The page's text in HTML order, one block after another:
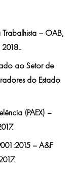
– OAB,
ao Setor de
do Estado
(PAEX) –
– A&F